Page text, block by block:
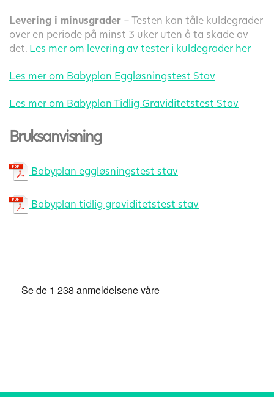
Levering i minusgrader – Testen kan tåle kuldegrader
over en periode på minst 3 uker uten å ta skade av
det. Les mer om levering av tester i kuldegrader her
Les mer om Babyplan Eggløsningstest Stav
Les mer om Babyplan Tidlig Graviditetstest Stav
Bruksanvisning
Babyplan eggløsningstest stav
Babyplan tidlig graviditetstest stav